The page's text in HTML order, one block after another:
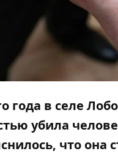
года в селе
убила
что она